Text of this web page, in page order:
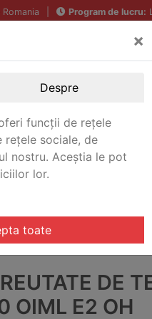
Program de lucru:
in
DE
OIML E2 OH
×
Despre
funcții de rețele
rețele sociale, de
nostru. Aceștia le pot
lor.
toate